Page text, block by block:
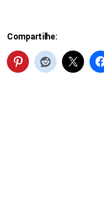
Compartilhe: